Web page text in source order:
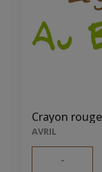
Crayon
AVRIL
-